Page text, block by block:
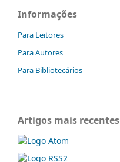
Informações
Para Leitores
Para Autores
Para Bibliotecários
Artigos mais recentes